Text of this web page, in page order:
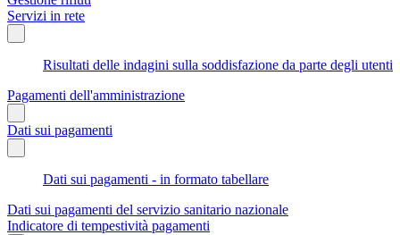
Servizi in rete
Risultati delle indagini sulla soddisfazione da parte degli utenti
Pagamenti dell'amministrazione
Dati sui pagamenti
Dati sui pagamenti - in formato tabellare
Dati sui pagamenti del servizio sanitario nazionale
Indicatore di tempestività pagamenti